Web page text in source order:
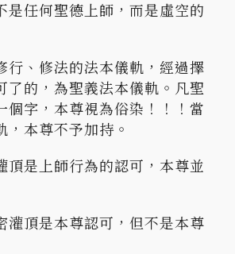
是任何聖德上師，而是虛空的
行、修法的法本儀軌，經過擇
了的，為聖義法本儀軌。凡聖
個字，本尊視為俗染！！！當
，本尊不予加持。
頂是上師行為的認可，本尊並
灌頂是本尊認可，但不是本尊